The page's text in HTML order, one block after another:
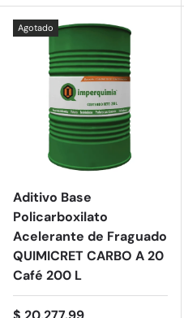
Agotado
Aditivo Base
Policarboxilato
Acelerante de Fraguado
QUIMICRET CARBO A 20
Café 200 L
Precio normal